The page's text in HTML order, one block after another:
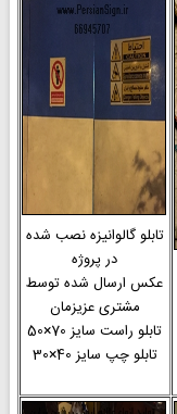
تابلو گالوانیزه نصب شده
در پروژه
عکس ارسال شده توسط
مشتری عزیزمان
تابلو راست سایز 70×50
تابلو چپ سایز 40×30